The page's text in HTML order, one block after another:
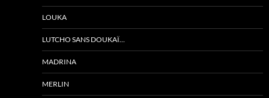
LOUKA
LUTCHO SANS DOUKAÏ…
MADRINA
MERLIN